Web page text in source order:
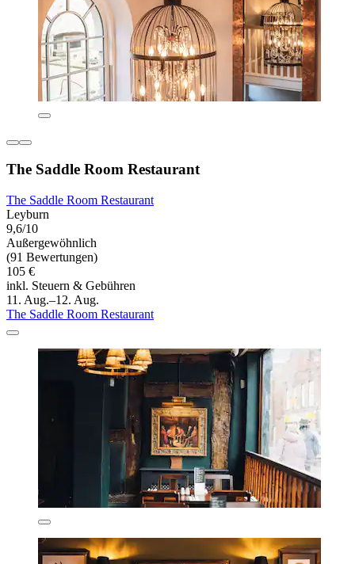
The Saddle Room Restaurant
The Saddle Room Restaurant
Leyburn
9,6/10
Außergewöhnlich
(91 Bewertungen)
105 €
inkl. Steuern & Gebühren
11. Aug.–12. Aug.
The Saddle Room Restaurant